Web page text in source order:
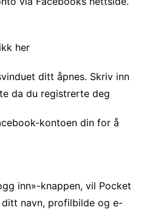
her
ditt åpnes. Skriv inn
da du registrerte deg
kontoen din for å
inn»-knappen, vil Pocket
navn, profilbilde og e-